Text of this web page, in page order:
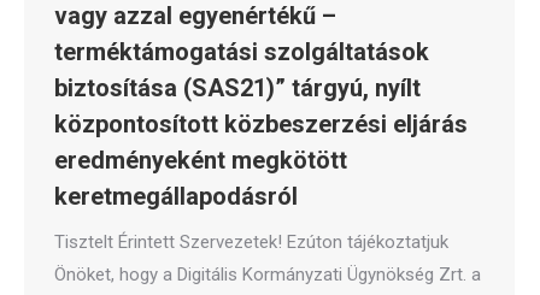
vagy azzal egyenértékű –
terméktámogatási szolgáltatások
biztosítása (SAS21)” tárgyú, nyílt
központosított közbeszerzési eljárás
eredményeként megkötött
keretmegállapodásról
Tisztelt Érintett Szervezetek! Ezúton tájékoztatjuk
Önöket, hogy a Digitális Kormányzati Ügynökség Zrt. a